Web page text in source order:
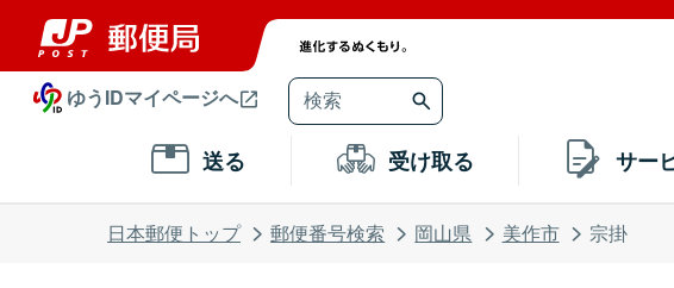
ゆうIDマイページへ
送る 受け取る サー
日本郵便トップ 郵便番号検索 岡山県 美作市 宗掛